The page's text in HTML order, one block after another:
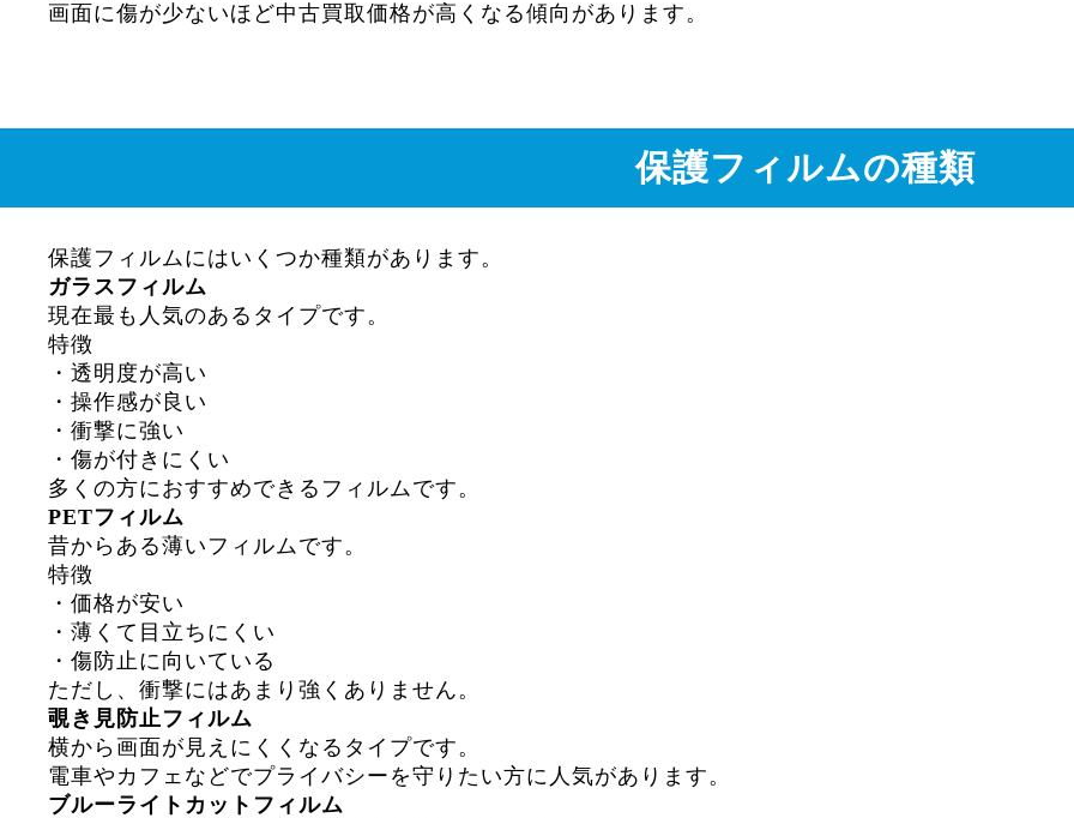
画面に傷が少ないほど中古買取価格が高くなる傾向があります。
保護フィルムの種類
保護フィルムにはいくつか種類があります。
ガラスフィルム
現在最も人気のあるタイプです。
特徴
・透明度が高い
・操作感が良い
・衝撃に強い
・傷が付きにくい
多くの方におすすめできるフィルムです。
PETフィルム
昔からある薄いフィルムです。
特徴
・価格が安い
・薄くて目立ちにくい
・傷防止に向いている
ただし、衝撃にはあまり強くありません。
覗き見防止フィルム
横から画面が見えにくくなるタイプです。
電車やカフェなどでプライバシーを守りたい方に人気があります。
ブルーライトカットフィルム